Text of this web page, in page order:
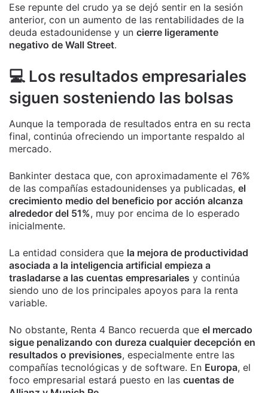
Ese repunte del crudo ya se dejó sentir en la sesión
anterior, con un aumento de las rentabilidades de la
deuda estadounidense y un cierre ligeramente
negativo de Wall Street.
💻 Los resultados empresariales
siguen sosteniendo las bolsas
Aunque la temporada de resultados entra en su recta
final, continúa ofreciendo un importante respaldo al
mercado.
Bankinter destaca que, con aproximadamente el 76%
de las compañías estadounidenses ya publicadas, el
crecimiento medio del beneficio por acción alcanza
alrededor del 51%, muy por encima de lo esperado
inicialmente.
La entidad considera que la mejora de productividad
asociada a la inteligencia artificial empieza a
trasladarse a las cuentas empresariales y continúa
siendo uno de los principales apoyos para la renta
variable.
No obstante, Renta 4 Banco recuerda que el mercado
sigue penalizando con dureza cualquier decepción en
resultados o previsiones, especialmente entre las
compañías tecnológicas y de software. En Europa, el
foco empresarial estará puesto en las cuentas de